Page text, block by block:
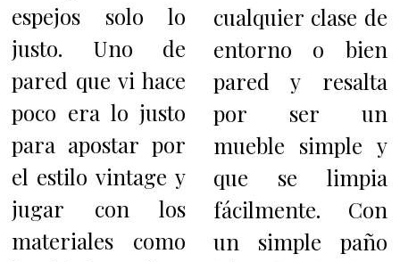
espejos solo lo
justo. Uno de
pared que vi hace
poco era lo justo
para apostar por
el estilo vintage y
jugar con los
materiales como
cualquier clase de
entorno o bien
pared y resalta
por ser un
mueble simple y
que se limpia
fácilmente. Con
un simple paño